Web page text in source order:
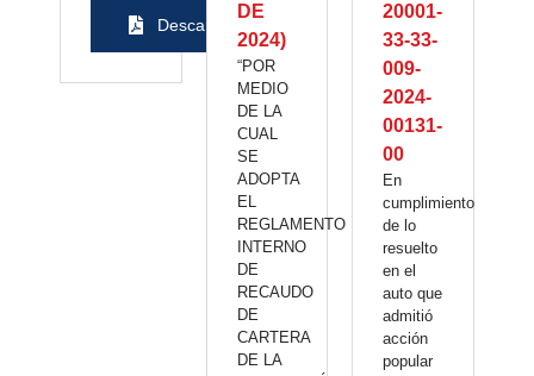
Descargar
DE
2024)
“POR
MEDIO
DE LA
CUAL
SE
ADOPTA
EL
REGLAMENTO
INTERNO
DE
RECAUDO
DE
CARTERA
DE LA
20001-
33-33-
009-
2024-
00131-
00
En
cumplimiento
de lo
resuelto
en el
auto que
admitió
acción
popular